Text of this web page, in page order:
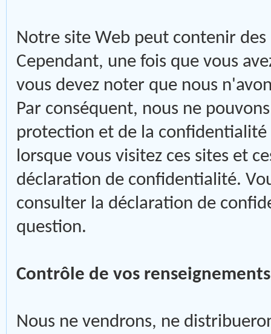
Notre site Web peut contenir
Cependant, une fois que vous
vous devez noter que nous
Par conséquent, nous ne
protection et de la
lorsque vous visitez ces sites et
déclaration de confidentialité.
consulter la déclaration de
question.
Contrôle de vos
Nous ne vendrons, ne